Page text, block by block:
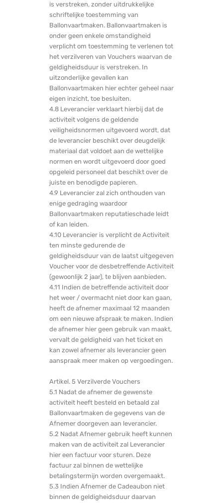
is verstreken, zonder uitdrukkelijke
schriftelijke toestemming van
Ballonvaartmaken. Ballonvaartmaken is
onder geen enkele omstandigheid
verplicht om toestemming te verlenen tot
het verzilveren van Vouchers waarvan de
geldigheidsduur is verstreken. In
uitzonderlijke gevallen kan
Ballonvaartmaken hier echter geheel naar
eigen inzicht, toe besluiten.
4.8 Leverancier verklaart hierbij dat de
activiteit volgens de geldende
veiligheidsnormen uitgevoerd wordt, dat
de leverancier beschikt over deugdelijk
materiaal dat voldoet aan de wettelijke
normen en wordt uitgevoerd door goed
opgeleid personeel dat beschikt over de
juiste en benodigde papieren.
4.9 Leverancier zal zich onthouden van
enige gedraging waardoor
Ballonvaartmaken reputatieschade leidt
of kan leiden.
4.10 Leverancier is verplicht de Activiteit
ten minste gedurende de
geldigheidsduur van de laatst uitgegeven
Voucher voor de desbetreffende Activiteit
(gewoonlijk 2 jaar), te blijven aanbieden.
4.11 Indien de betreffende activiteit door
het weer / overmacht niet door kan gaan,
heeft de afnemer maximaal 12 maanden
om een nieuwe afspraak te maken. Indien
de afnemer hier geen gebruik van maakt,
vervalt de geldigheid van het ticket en
kan zowel afnemer als leverancier geen
aanspraak meer maken op vergoedingen.
Artikel. 5 Verzilverde Vouchers
5.1 Nadat de afnemer de gewenste
activiteit heeft besteld en betaald zal
Ballonvaartmaken de gegevens van de
Afnemer doorgeven aan leverancier.
5.2 Nadat Afnemer gebruik heeft kunnen
maken van de activiteit zal Leverancier
hier een factuur voor sturen. Deze
factuur zal binnen de wettelijke
betalingstermijn worden overgemaakt.
5.3 Indien Afnemer de Cadeaubon niet
binnen de geldigheidsduur daarvan